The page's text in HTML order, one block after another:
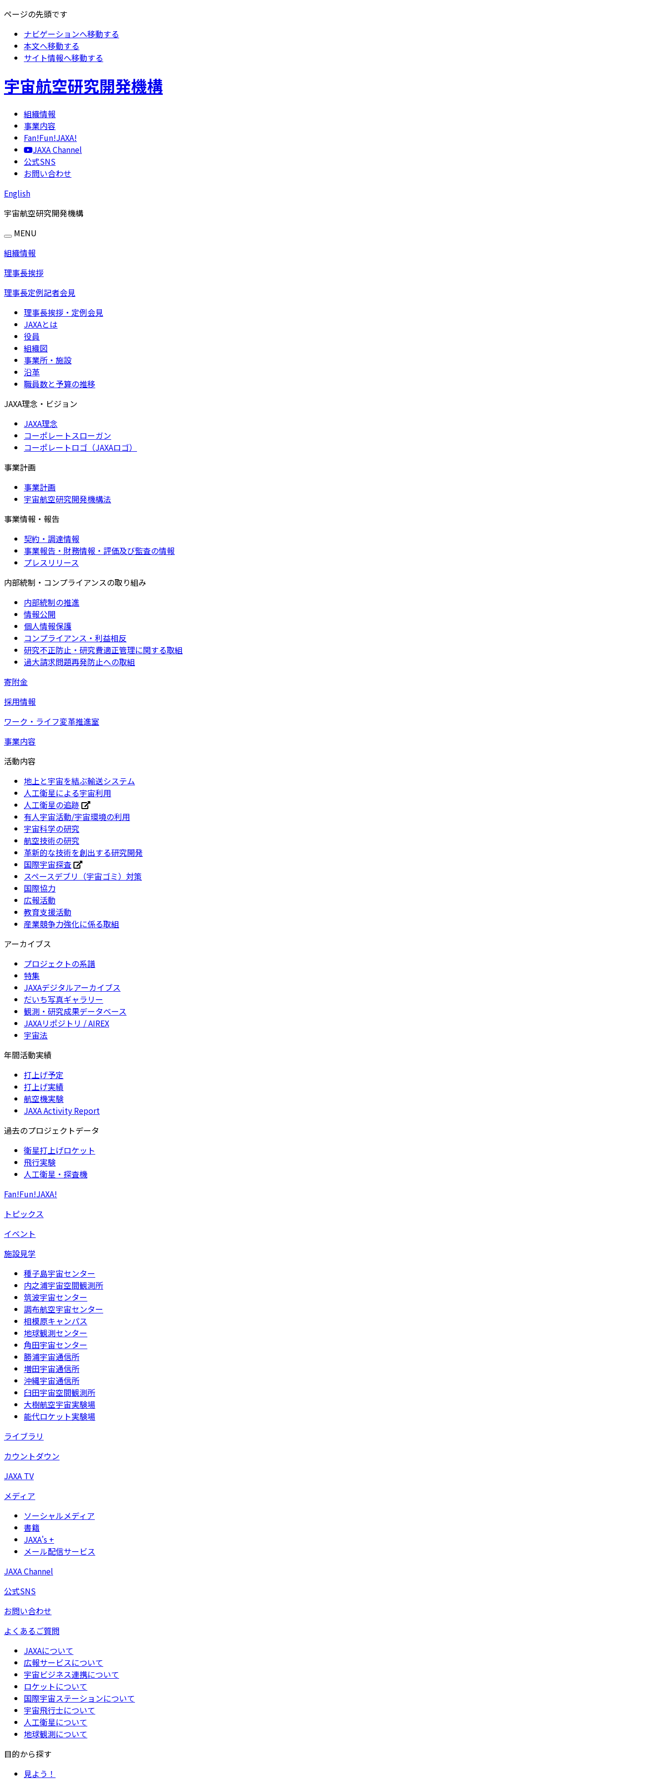
ページの先頭です
ナビゲーションへ移動する
本文へ移動する
サイト情報へ移動する
宇宙航空研究開発機構
組織情報
事業内容
Fan!Fun!JAXA!
JAXA Channel
公式SNS
お問い合わせ
English
宇宙航空研究開発機構
MENU
組織情報
理事長挨拶
理事長定例記者会見
理事長挨拶・定例会見
JAXAとは
役員
組織図
事業所・施設
沿革
職員数と予算の推移
JAXA理念・ビジョン
JAXA理念
コーポレートスローガン
コーポレートロゴ（JAXAロゴ）
事業計画
事業計画
宇宙航空研究開発機構法
事業情報・報告
契約・調達情報
事業報告・財務情報・評価及び監査の情報
プレスリリース
内部統制・コンプライアンスの取り組み
内部統制の推進
情報公開
個人情報保護
コンプライアンス・利益相反
研究不正防止・研究費適正管理に関する取組
過大請求問題再発防止への取組
寄附金
採用情報
ワーク・ライフ変革推進室
事業内容
活動内容
地上と宇宙を結ぶ輸送システム
人工衛星による宇宙利用
人工衛星の追跡
有人宇宙活動/宇宙環境の利用
宇宙科学の研究
航空技術の研究
革新的な技術を創出する研究開発
国際宇宙探査
スペースデブリ（宇宙ゴミ）対策
国際協力
広報活動
教育支援活動
産業競争力強化に係る取組
アーカイブス
プロジェクトの系譜
特集
JAXAデジタルアーカイブス
だいち写真ギャラリー
観測・研究成果データベース
JAXAリポジトリ / AIREX
宇宙法
年間活動実績
打上げ予定
打上げ実績
航空機実験
JAXA Activity Report
過去のプロジェクトデータ
衛星打上げロケット
飛行実験
人工衛星・探査機
Fan!Fun!JAXA!
トピックス
イベント
施設見学
種子島宇宙センター
内之浦宇宙空間観測所
筑波宇宙センター
調布航空宇宙センター
相模原キャンパス
地球観測センター
角田宇宙センター
勝浦宇宙通信所
増田宇宙通信所
沖縄宇宙通信所
臼田宇宙空間観測所
大樹航空宇宙実験場
能代ロケット実験場
ライブラリ
カウントダウン
JAXA TV
メディア
ソーシャルメディア
書籍
JAXA's +
メール配信サービス
JAXA Channel
公式SNS
お問い合わせ
よくあるご質問
JAXAについて
広報サービスについて
宇宙ビジネス連携について
ロケットについて
国際宇宙ステーションについて
宇宙飛行士について
人工衛星について
地球観測について
目的から探す
見よう！